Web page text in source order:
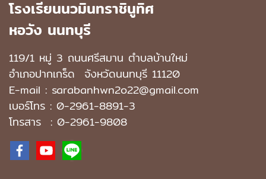
โรงเรียนนวมินทราชินูทิศ
หอวัง นนทบุรี
119/1 หมู่ 3 ถนนศรีสมาน ตำบลบ้านใหม่
อำเภอปากเกร็ด จังหวัดนนทบุรี 11120
E-mail : sarabanhwn2o22@gmail.com
เบอร์โทร : 0-2961-8891-3
โทรสาร : 0-2961-9808